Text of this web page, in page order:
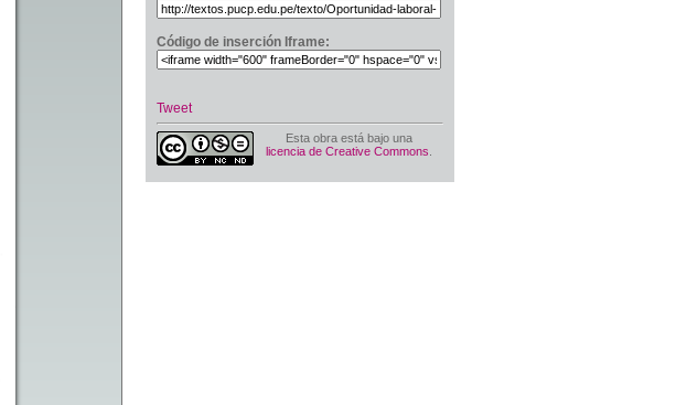
Código de inserción Iframe:
Tweet
Esta obra está bajo una
licencia de Creative Commons